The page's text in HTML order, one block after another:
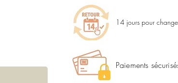
14 jours pour
Paiements